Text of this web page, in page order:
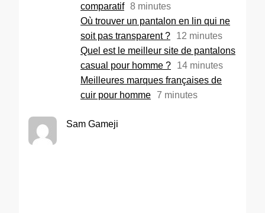
comparatif 8 minutes
Où trouver un pantalon en lin qui ne
soit pas transparent ?
12 minutes
Quel est le meilleur site de pantalons
casual pour homme ?
14 minutes
Meilleures marques françaises de
cuir pour homme 7 minutes
Sam Gameji